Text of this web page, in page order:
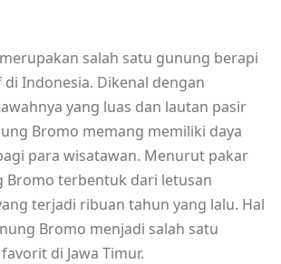
salah satu gunung berapi
Indonesia. Dikenal dengan
yang luas dan lautan pasir
Bromo memang memiliki daya
para wisatawan. Menurut pakar
Bromo terbentuk dari letusan
terjadi ribuan tahun yang lalu. Hal
Bromo menjadi salah satu
di Jawa Timur.